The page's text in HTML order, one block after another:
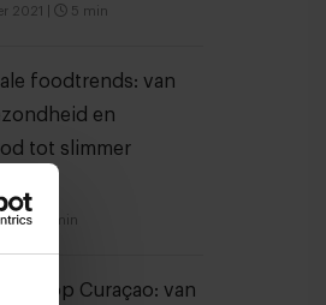
2021 5 min
foodtrends: van
en
tot slimmer
| 6 min
op Curaçao: van